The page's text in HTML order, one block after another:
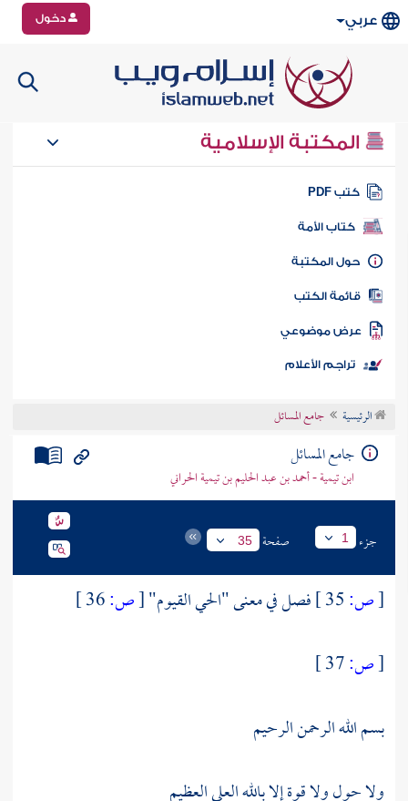
عربي دخول
المكتبة الإسلامية
كتب PDF
كتاب الأمة
المكتبة
الكتب
موضوعي
تراجم الأعلام
الرئيسية جامع المسائل
جامع المسائل
ابن تيمية - أحمد بن عبد الحليم بن تيمية الحراني
جزء 1 صفحة 35
[ص: فصل في معنى "الحي القيوم"[ص:
[ص:
بسم الله الرحمن الرحيم
ولا حول ولا قوة إلا بالله العلي العظيم